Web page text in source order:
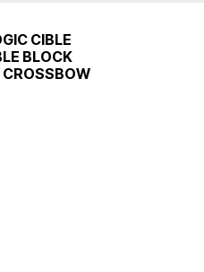
CIBLE
BLOCK
CROSSBOW